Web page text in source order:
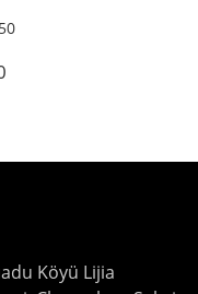
Köyü Lijia